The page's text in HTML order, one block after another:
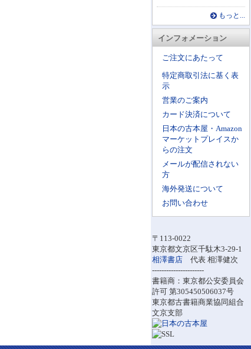
もっと...
インフォメーション
ご注文にあたって
特定商取引法に基く表
示
営業のご案内
カード決済について
日本の古本屋・Amazon
マーケットプレイスか
らの注文
メールが配信されない
方
海外発送について
お問い合わせ
〒113-0022
東京都文京区千駄木3-29-1
相澤書店 代表 相澤健次
----------------------
書籍商：東京都公安委員会
許可 第305450506037号
東京都古書籍商業協同組合
文京支部